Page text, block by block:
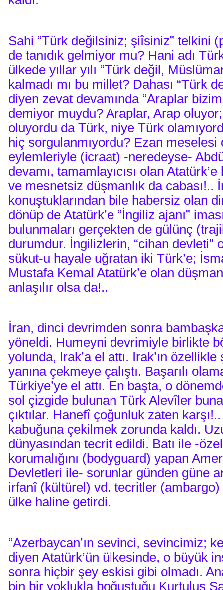
Sahi “Türk değilsiniz; şiîsiniz” telkini
de tanıdık gelmiyor mu? Hani adı
ülkede yıllar yılı “Türk değil,
kalmadı mı bu millet? Dahası “Türk
diyen zevat devamında “Araplar
demiyor muydu? Araplar, Arap
oluyordu da Türk, niye Türk
hiç sorgulanmıyordu? Ezan meselesi
eylemleriyle (icraat) -neredeyse-
devamı, tamamlayıcısı olan
ve mesnetsiz düşmanlık da cabası!..
konuştuklarından bile habersiz olan
dönüp de Atatürk’e “İngiliz ajanı”
bulunmaları gerçekten de gülünç
durumdur. İngilizlerin, “cihan devleti”
sükut-u hayale uğratan iki Türk’e;
Mustafa Kemal Atatürk’e olan
anlaşılır olsa da!..
İran, dinci devrimden sonra
yöneldi. Humeyni devrimiyle birlikte
yolunda, Irak’a el attı. Irak’ın
yanına çekmeye çalıştı. Başarılı
Türkiye’ye el attı. En başta, o
sol çizgide bulunan Türk Alevîler
çıktılar. Hanefî çoğunluk zaten
kabuğuna çekilmek zorunda kaldı.
dünyasından tecrit edildi. Batı ile -
korumalığını (bodyguard) yapan
Devletleri ile- sorunlar günden güne
irfanî (kültürel) vd. tecritler (ambargo)
ülke haline getirdi.
“Azerbaycan’ın sevinci, sevincimiz;
diyen Atatürk’ün ülkesinde, o büyük
sonra hiçbir şey eskisi gibi olmadı.
bin bir yoklukla boğuştuğu Kurtuluş